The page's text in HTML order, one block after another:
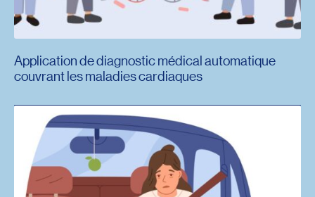
Application de diagnostic médical automatique
couvrant les maladies cardiaques